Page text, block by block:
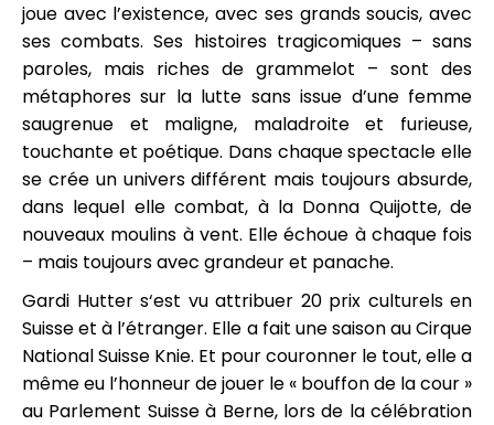
joue avec l’existence, avec ses grands soucis, avec
ses combats. Ses histoires tragicomiques – sans
paroles, mais riches de grammelot – sont des
métaphores sur la lutte sans issue d’une femme
saugrenue et maligne, maladroite et furieuse,
touchante et poétique. Dans chaque spectacle elle
se crée un univers différent mais toujours absurde,
dans lequel elle combat, à la Donna Quijotte, de
nouveaux moulins à vent. Elle échoue à chaque fois
– mais toujours avec grandeur et panache.
Gardi Hutter s‘est vu attribuer 20 prix culturels en
Suisse et à l’étranger. Elle a fait une saison au Cirque
National Suisse Knie. Et pour couronner le tout, elle a
même eu l’honneur de jouer le « bouffon de la cour »
au Parlement Suisse à Berne, lors de la célébration